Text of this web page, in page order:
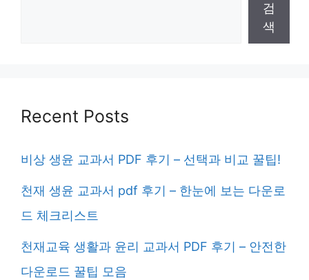
검
색
Recent Posts
비상 생윤 교과서 PDF 후기 – 선택과 비교 꿀팁!
천재 생윤 교과서 pdf 후기 – 한눈에 보는 다운로
드 체크리스트
천재교육 생활과 윤리 교과서 PDF 후기 – 안전한
다운로드 꿀팁 모음